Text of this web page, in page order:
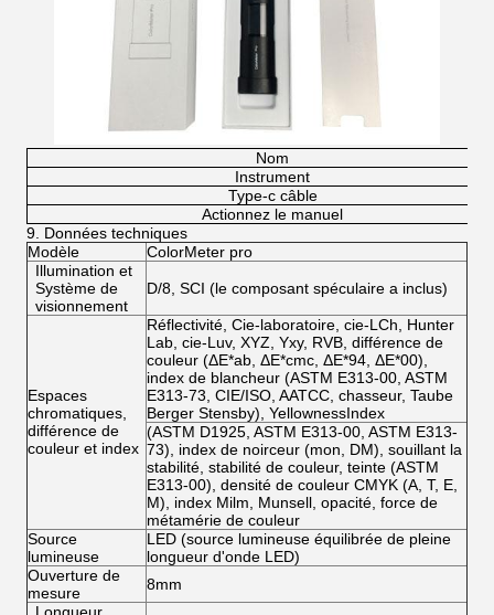
Nom
Instrument
Type-c câble
Actionnez le manuel
9. Données techniques
Modèle
ColorMeter pro
Illumination et
Système de
visionnement
D/8, SCI (le composant spéculaire a inclus)
Espaces
chromatiques,
différence de
couleur et index
Réflectivité, Cie-laboratoire, cie-LCh, Hunter
Lab, cie-Luv, XYZ, Yxy, RVB, différence de
couleur (ΔE*ab, ΔE*cmc, ΔE*94, ΔE*00),
index de blancheur (ASTM E313-00, ASTM
E313-73, CIE/ISO, AATCC, chasseur, Taube
Berger Stensby), YellownessIndex
(ASTM D1925, ASTM E313-00, ASTM E313-
73), index de noirceur (mon, DM), souillant la
stabilité, stabilité de couleur, teinte (ASTM
E313-00), densité de couleur CMYK (A, T, E,
M), index Milm, Munsell, opacité, force de
métamérie de couleur
Source
lumineuse
LED (source lumineuse équilibrée de pleine
longueur d'onde LED)
Ouverture de
mesure
8mm